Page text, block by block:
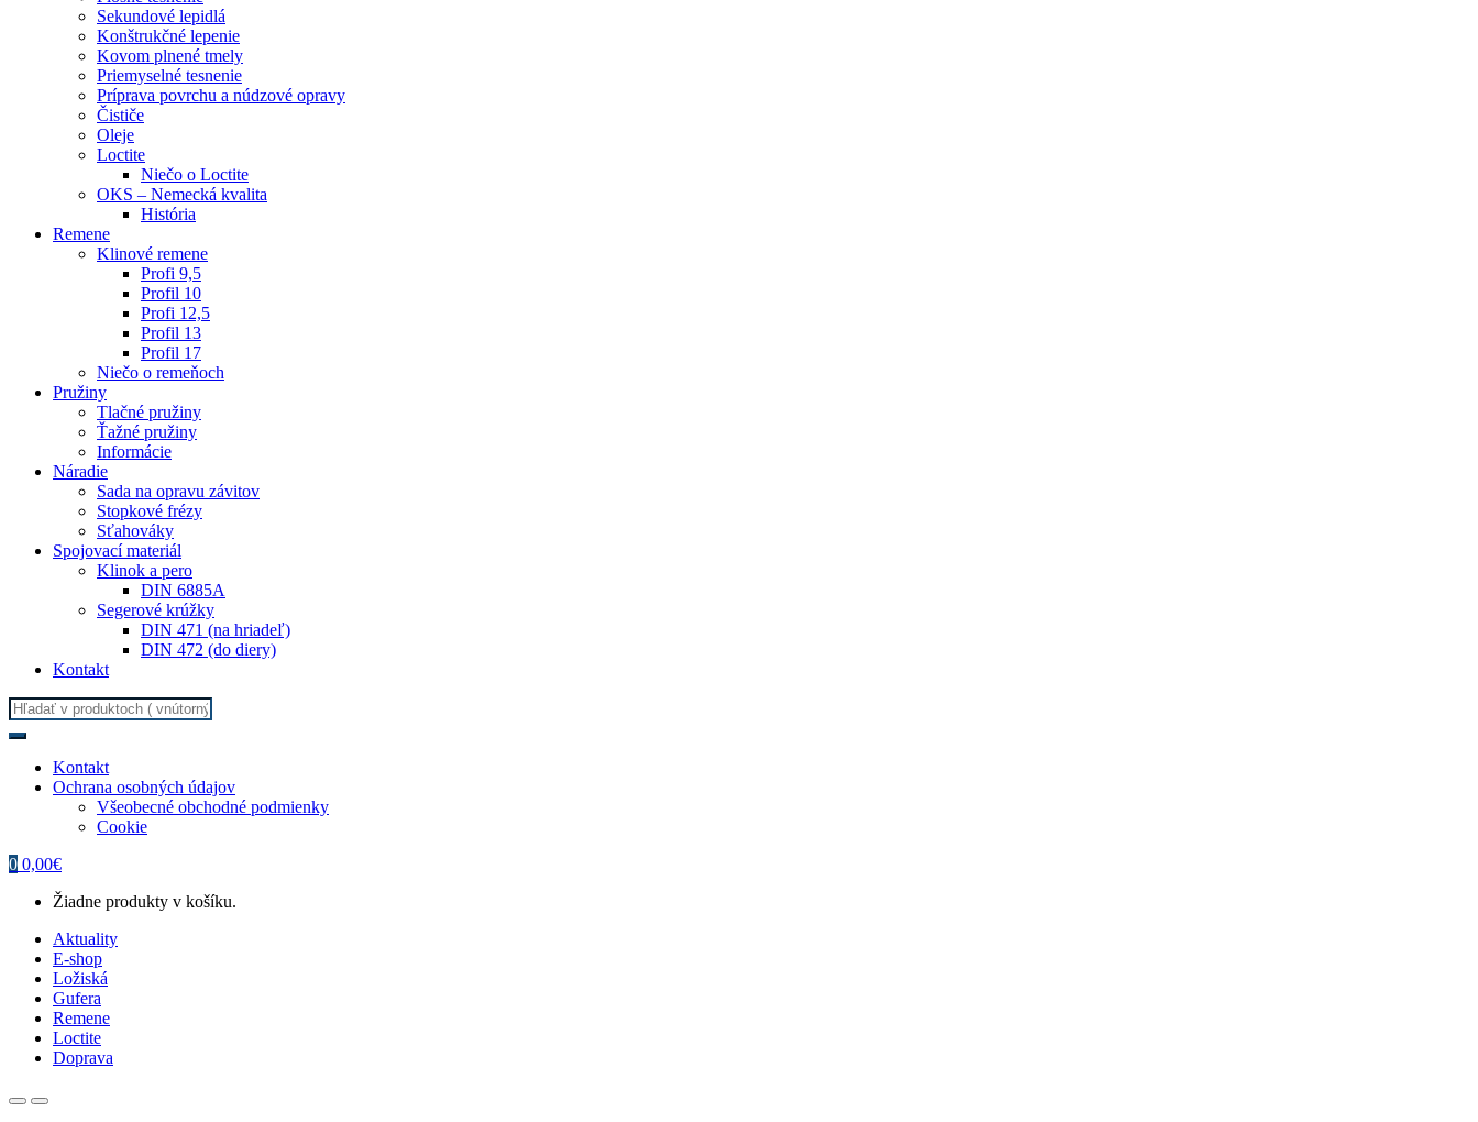
Sekundové lepidlá
Konštrukčné lepenie
Kovom plnené tmely
Priemyselné tesnenie
Príprava povrchu a núdzové opravy
Čističe
Oleje
Loctite
Niečo o Loctite
OKS – Nemecká kvalita
História
Remene
Klinové remene
Profi 9,5
Profil 10
Profi 12,5
Profil 13
Profil 17
Niečo o remeňoch
Pružiny
Tlačné pružiny
Ťažné pružiny
Informácie
Náradie
Sada na opravu závitov
Stopkové frézy
Sťahováky
Spojovací materiál
Klinok a pero
DIN 6885A
Segerové krúžky
DIN 471 (na hriadeľ)
DIN 472 (do diery)
Kontakt
Search
for:
Kontakt
Ochrana osobných údajov
Všeobecné obchodné podmienky
Cookie
0 0,00€
Žiadne produkty v košíku.
Aktuality
E-shop
Ložiská
Gufera
Remene
Loctite
Doprava